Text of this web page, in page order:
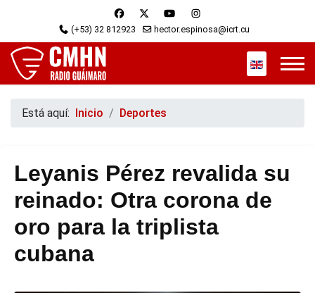
(+53) 32 812923 hector.espinosa@icrt.cu
Seleccione
Está aquí: Inicio Deportes
Leyanis Pérez revalida su
reinado: Otra corona de
oro para la triplista
cubana